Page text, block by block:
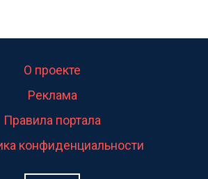
О проекте
Реклама
Правила портала
конфиденциальности